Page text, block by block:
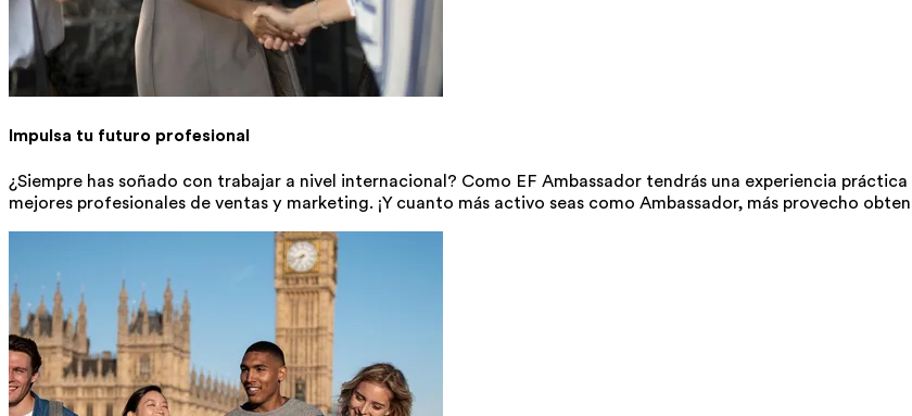
Impulsa tu futuro profesional
¿Siempre has soñado con trabajar a nivel internacional? Como EF Ambassador tendrás una experiencia
mejores profesionales de ventas y marketing. ¡Y cuanto más activo seas como Ambassador, más provecho